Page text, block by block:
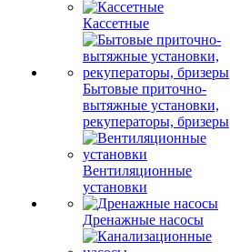
Кассетные
Бытовые приточно-
вытяжные установки,
рекуператоры, бризеры
Вентиляционные
установки
Дренажные насосы